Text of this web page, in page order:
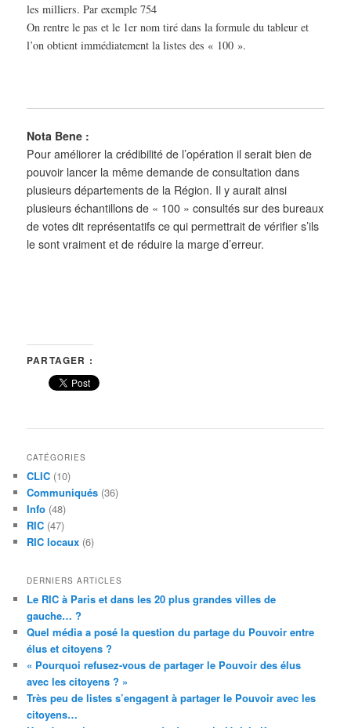
les milliers. Par exemple 754
On rentre le pas et le 1er nom tiré dans la formule du tableur et
l’on obtient immédiatement la listes des « 100 ».
Nota Bene :
Pour améliorer la crédibilité de l’opération il serait bien de
pouvoir lancer la même demande de consultation dans
plusieurs départements de la Région. Il y aurait ainsi
plusieurs échantillons de « 100 » consultés sur des bureaux
de votes dit représentatifs ce qui permettrait de vérifier s’ils
le sont vraiment et de réduire la marge d’erreur.
PARTAGER :
CATÉGORIES
CLIC (10)
Communiqués (36)
Info (48)
RIC (47)
RIC locaux (6)
DERNIERS ARTICLES
Le RIC à Paris et dans les 20 plus grandes villes de
gauche… ?
Quel média a posé la question du partage du Pouvoir entre
élus et citoyens ?
« Pourquoi refusez-vous de partager le Pouvoir des élus
avec les citoyens ? »
Très peu de listes s’engagent à partager le Pouvoir avec les
citoyens…